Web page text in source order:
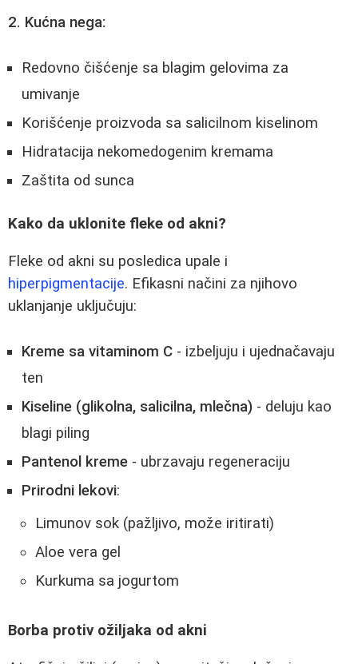
2. Kućna nega:
Redovno čišćenje sa blagim gelovima za
umivanje
Korišćenje proizvoda sa salicilnom kiselinom
Hidratacija nekomedogenim kremama
Zaštita od sunca
Kako da uklonite fleke od akni?
Fleke od akni su posledica upale i
hiperpigmentacije. Efikasni načini za njihovo
uklanjanje uključuju:
Kreme sa vitaminom C - izbeljuju i ujednačavaju
ten
Kiseline (glikolna, salicilna, mlečna) - deluju kao
blagi piling
Pantenol kreme - ubrzavaju regeneraciju
Prirodni lekovi:
Limunov sok (pažljivo, može iritirati)
Aloe vera gel
Kurkuma sa jogurtom
Borba protiv ožiljaka od akni